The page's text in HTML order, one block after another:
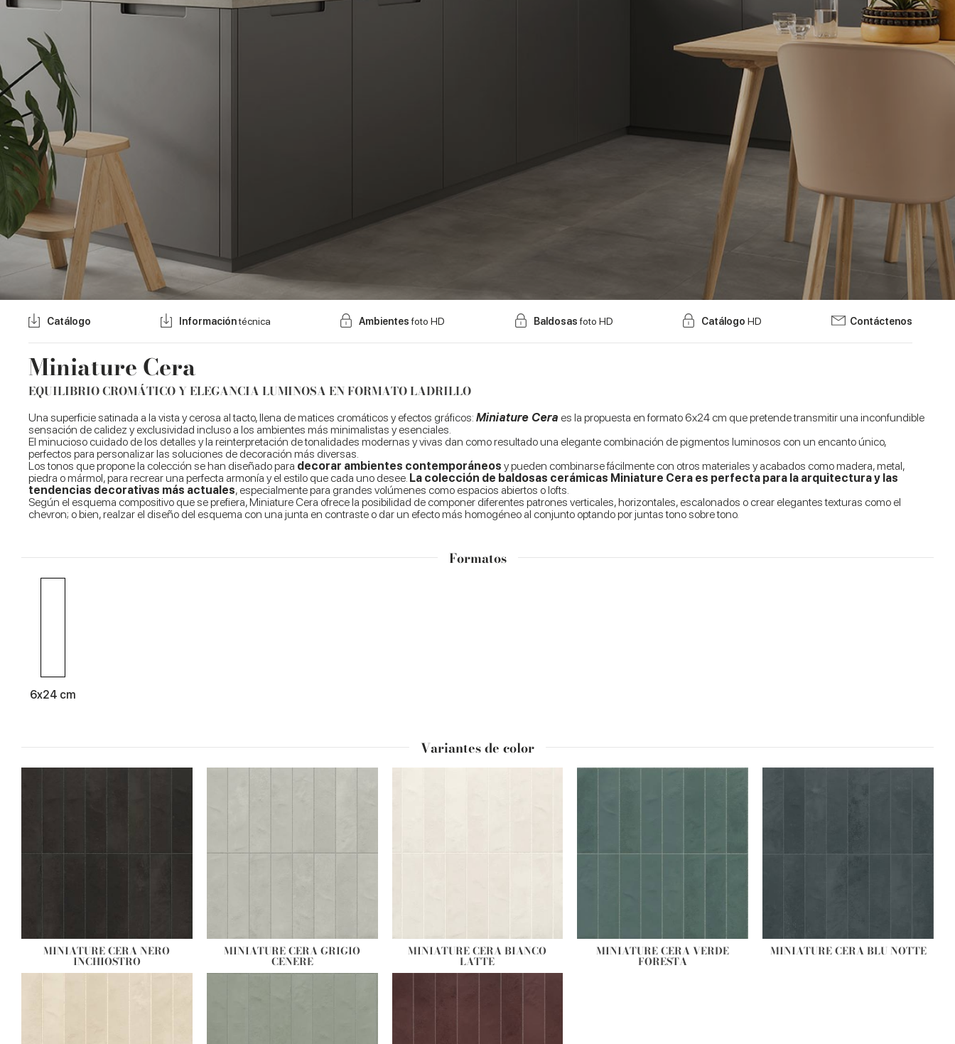
Miniature Cera
EQUILIBRIO CROMÁTICO Y ELEGANCIA LUMINOSA EN FORMATO LADRILLO
Catálogo Informacióntécnica Ambientesfoto HD Baldosasfoto HD Catálogo HD Contáctenos
Una superficie satinada a la vista y cerosa al tacto, llena de matices cromáticos y efectos gráficos: Miniature Cera es la propuesta en formato 6x24 cm que pretende transmitir una inconfundible
sensación de calidez y exclusividad incluso a los ambientes más minimalistas y esenciales.
El minucioso cuidado de los detalles y la reinterpretación de tonalidades modernas y vivas dan como resultado una elegante combinación de pigmentos luminosos con un encanto único,
perfectos para personalizar las soluciones de decoración más diversas.
Los tonos que propone la colección se han diseñado para decorar ambientes contemporáneos y pueden combinarse fácilmente con otros materiales y acabados como madera, metal,
piedra o mármol, para recrear una perfecta armonía y el estilo que cada uno desee. La colección de baldosas cerámicas Miniature Cera es perfecta para la arquitectura y las
tendencias decorativas más actuales, especialmente para grandes volúmenes como espacios abiertos o lofts.
Según el esquema compositivo que se prefiera, Miniature Cera ofrece la posibilidad de componer diferentes patrones verticales, horizontales, escalonados o crear elegantes texturas como el
chevron; o bien, realzar el diseño del esquema con una junta en contraste o dar un efecto más homogéneo al conjunto optando por juntas tono sobre tono.
Formatos
6x24 cm
Variantes de color
MINIATURE CERA NERO
INCHIOSTRO
MINIATURE CERA GRIGIO
CENERE
MINIATURE CERA BIANCO
LATTE
MINIATURE CERA VERDE
FORESTA
MINIATURE CERA BLU NOTTE